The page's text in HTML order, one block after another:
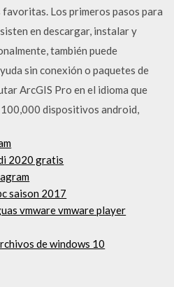
Los primeros pasos para
en descargar, instalar y
también puede
sin conexión o paquetes de
ArcGIS Pro en el idioma que
dispositivos android,
2020 gratis
saison 2017
vmware vmware player
de windows 10